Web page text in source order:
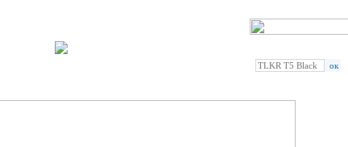
Введите наименование